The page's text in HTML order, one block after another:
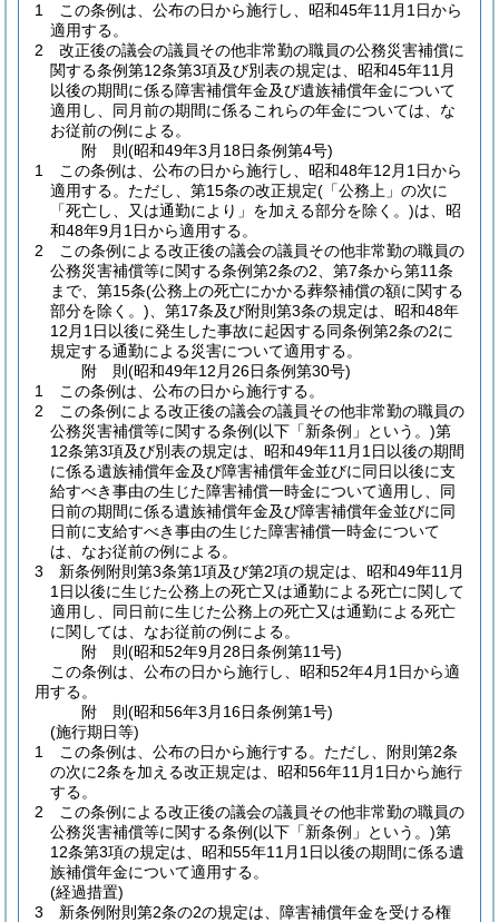
1
この条例は、公布の日から施行し、昭和45年11月1日から
適用する。
2
改正後の議会の議員その他非常勤の職員の公務災害補償に
関する条例第12条第3項及び別表の規定は、昭和45年11月
以後の期間に係る障害補償年金及び遺族補償年金について
適用し、同月前の期間に係るこれらの年金については、な
お従前の例による。
附 則(昭和49年3月18日条例第4号)
1
この条例は、公布の日から施行し、昭和48年12月1日から
適用する。 ただし、第15条の改正規定(「公務上」の次に
「死亡し、又は通勤により」を加える部分を除く。)は、昭
和48年9月1日から適用する。
2
この条例による改正後の議会の議員その他非常勤の職員の
公務災害補償等に関する条例第2条の2、第7条から第11条
まで、第15条(公務上の死亡にかかる葬祭補償の額に関する
部分を除く。) 、第17条及び附則第3条の規定は、昭和48年
12月1日以後に発生した事故に起因する同条例第2条の2に
規定する通勤による災害について適用する。
附 則(昭和49年12月26日条例第30号)
1
この条例は、公布の日から施行する。
2
この条例による改正後の議会の議員その他非常勤の職員の
公務災害補償等に関する条例(以下「新条例」という。)第
12条第3項及び別表の規定は、昭和49年11月1日以後の期間
に係る遺族補償年金及び障害補償年金並びに同日以後に支
給すべき事由の生じた障害補償一時金について適用し、同
日前の期間に係る遺族補償年金及び障害補償年金並びに同
日前に支給すべき事由の生じた障害補償一時金について
は、なお従前の例による。
3
新条例附則第3条第1項及び第2項の規定は、昭和49年11月
1日以後に生じた公務上の死亡又は通勤による死亡に関して
適用し、同日前に生じた公務上の死亡又は通勤による死亡
に関しては、なお従前の例による。
附 則(昭和52年9月28日条例第11号)
この条例は、公布の日から施行し、昭和52年4月1日から適
用する。
附 則(昭和56年3月16日条例第1号)
(施行期日等)
1
この条例は、公布の日から施行する。 ただし、附則第2条
の次に2条を加える改正規定は、昭和56年11月1日から施行
する。
2
この条例による改正後の議会の議員その他非常勤の職員の
公務災害補償等に関する条例(以下「新条例」という。)第
12条第3項の規定は、昭和55年11月1日以後の期間に係る遺
族補償年金について適用する。
(経過措置)
3
新条例附則第2条の2の規定は、障害補償年金を受ける権